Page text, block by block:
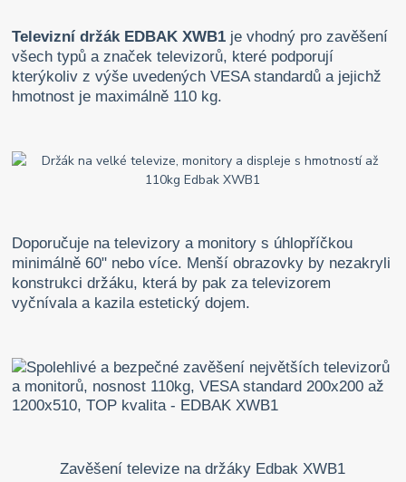
Televizní držák EDBAK XWB1 je vhodný pro zavěšení
všech typů a značek televizorů, které podporují
kterýkoliv z výše uvedených VESA standardů a jejichž
hmotnost je maximálně 110 kg.
Doporučuje na televizory a monitory s úhlopříčkou
minimálně 60" nebo více. Menší obrazovky by nezakryli
konstrukci držáku, která by pak za televizorem
vyčnívala a kazila estetický dojem.
Zavěšení televize na držáky Edbak XWB1